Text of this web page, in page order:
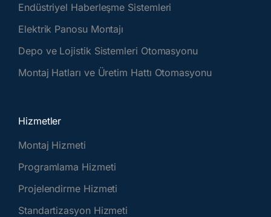
Endüstriyel Haberleşme Sistemleri
Elektrik Panosu Montajı
Depo ve Lojistik Sistemleri Otomasyonu
Montaj Hatları ve Üretim Hattı Otomasyonu
Hizmetler
Montaj Hizmeti
Programlama Hizmeti
Projelendirme Hizmeti
Standartizasyon Hizmeti